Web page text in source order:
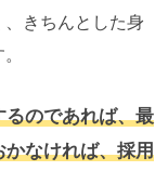
きちんとした身
のであれば、最
なければ、採用